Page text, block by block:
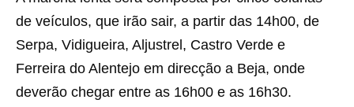
de veículos, que irão sair, a partir das 14h00, de
Serpa, Vidigueira, Aljustrel, Castro Verde e
Ferreira do Alentejo em direcção a Beja, onde
deverão chegar entre as 16h00 e as 16h30.